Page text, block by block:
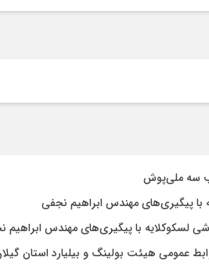
سه ملی‌پوش
با پیگیری‌های مهندس ابراهیم نجفی
لسکوکلایه با پیگیری‌های مهندس ابراهیم
عمومی هیئت بولینگ و بیلیارد استان